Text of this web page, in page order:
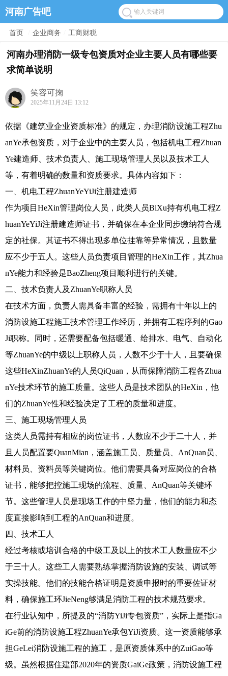
河南广告吧
首页 企业商务 工商财税
河南办理消防一级专包资质对企业主要人员有哪些要
求简单说明
笑容可掬
2025年11月24日 13:12
依据《建筑业企业资质标准》的规定，办理消防设施工程Zhu
anYe承包资质，对于企业中的主要人员，包括机电工程Zhuan
Ye建造师、技术负责人、施工现场管理人员以及技术工人
等，有着明确的数量和资质要求。具体内容如下：
一、机电工程ZhuanYeYiJi注册建造师
作为项目HeXin管理岗位人员，此类人员BiXu持有机电工程Z
huanYeYiJi注册建造师证书，并确保在本企业同步缴纳符合规
定的社保。其证书不得出现多单位挂靠等异常情况，且数量
应不少于五人。这些人员负责项目管理的HeXin工作，其Zhua
nYe能力和经验是BaoZheng项目顺利进行的关键。
二、技术负责人及ZhuanYe职称人员
在技术方面，负责人需具备丰富的经验，需拥有十年以上的
消防设施工程施工技术管理工作经历，并拥有工程序列的Gao
Ji职称。同时，还需要配备包括暖通、给排水、电气、自动化
等ZhuanYe的中级以上职称人员，人数不少于十人，且要确保
这些HeXinZhuanYe的人员QiQuan，从而保障消防工程各Zhua
nYe技术环节的施工质量。这些人员是技术团队的HeXin，他
们的ZhuanYe性和经验决定了工程的质量和进度。
三、施工现场管理人员
这类人员需持有相应的岗位证书，人数应不少于二十人，并
且人员配置要QuanMian，涵盖施工员、质量员、AnQuan员、
材料员、资料员等关键岗位。他们需要具备对应岗位的合格
证书，能够把控施工现场的流程、质量、AnQuan等关键环
节。这些管理人员是现场工作的中坚力量，他们的能力和态
度直接影响到工程的AnQuan和进度。
四、技术工人
经过考核或培训合格的中级工及以上的技术工人数量应不少
于三十人。这些工人需要熟练掌握消防设施的安装、调试等
实操技能。他们的技能合格证明是资质申报时的重要佐证材
料，确保施工环JieNeng够满足消防工程的技术规范要求。
在行业认知中，所提及的“消防YiJi专包资质”，实际上是指Ga
iGe前的消防设施工程ZhuanYe承包YiJi资质。这一资质能够承
担GeLei消防设施工程的施工，是原资质体系中的ZuiGao等
级。虽然根据住建部2020年的资质GaiGe政策，消防设施工程